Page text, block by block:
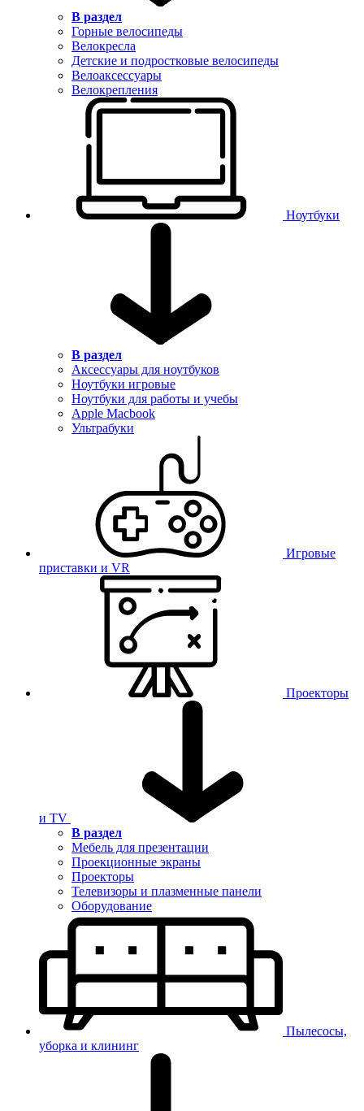
В раздел
Горные велосипеды
Велокресла
Детские и подростковые велосипеды
Велоаксессуары
Велокрепления
Ноутбуки
В раздел
Аксессуары для ноутбуков
Ноутбуки игровые
Ноутбуки для работы и учебы
Apple Macbook
Ультрабуки
Игровые
приставки и VR
Проекторы
и TV
В раздел
Мебель для презентации
Проекционные экраны
Проекторы
Телевизоры и плазменные панели
Оборудование
Пылесосы,
уборка и клининг